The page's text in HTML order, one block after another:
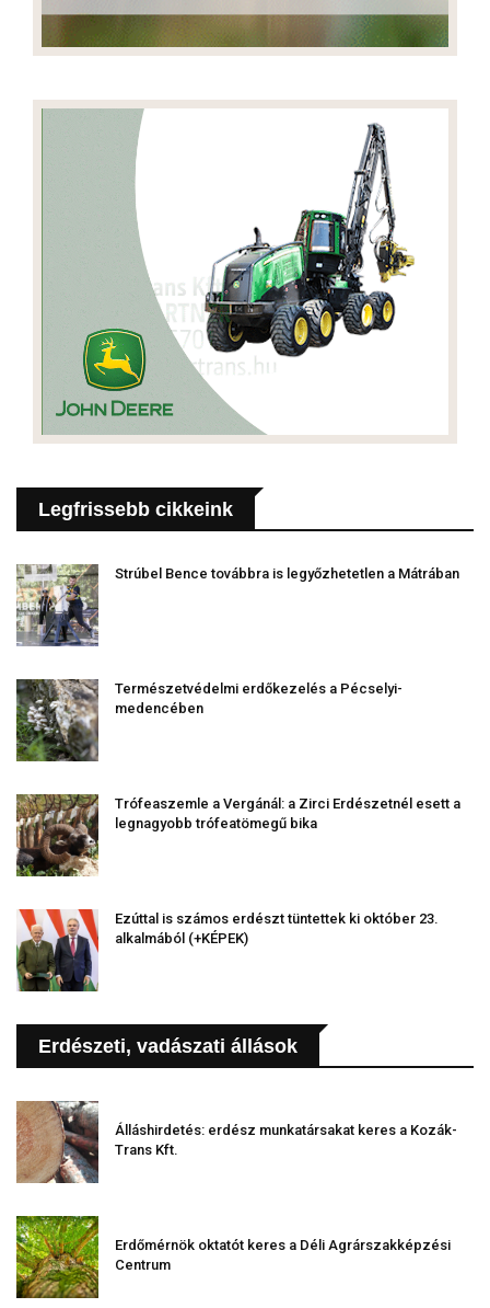
Legfrissebb cikkeink
Strúbel Bence továbbra is legyőzhetetlen a Mátrában
Természetvédelmi erdőkezelés a Pécselyi-
medencében
Trófeaszemle a Vergánál: a Zirci Erdészetnél esett a
legnagyobb trófeatömegű bika
Ezúttal is számos erdészt tüntettek ki október 23.
alkalmából (+KÉPEK)
Erdészeti, vadászati állások
Álláshirdetés: erdész munkatársakat keres a Kozák-
Trans Kft.
Erdőmérnök oktatót keres a Déli Agrárszakképzési
Centrum